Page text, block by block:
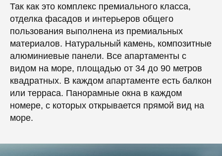
Так как это комплекс премиального класса,
отделка фасадов и интерьеров общего
пользования выполнена из премиальных
материалов. Натуральный камень, композитные
алюминиевые панели. Все апартаменты с
видом на море, площадью от 34 до 90 метров
квадратных. В каждом апартаменте есть балкон
или терраса. Панорамные окна в каждом
номере, с которых открывается прямой вид на
море.